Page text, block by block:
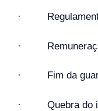
·
·
· Fim da
· Quebra do